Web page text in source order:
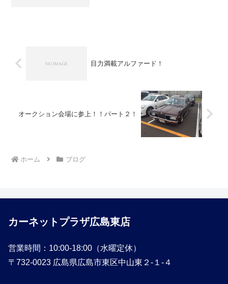
目力満載アルファード！
オークション会場に参上！！パート２！
ホーム ブログ
カーネットプラザ広島東店
営業時間：10:00-18:00（水曜定休）
〒732-0023 広島県広島市東区中山東２-１-４